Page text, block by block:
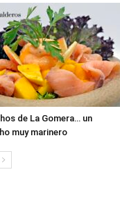
de La Gomera… un
muy marinero